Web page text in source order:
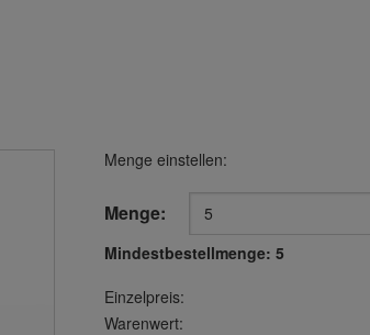
Menge einstellen:
Menge:
Mindestbestellmenge: 5
Einzelpreis:
Warenwert: